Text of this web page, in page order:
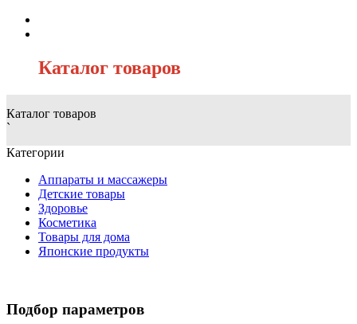
Каталог товаров
Каталог товаров
`
Категории
Аппараты и массажеры
Детские товары
Здоровье
Косметика
Товары для дома
Японские продукты
Подбор параметров